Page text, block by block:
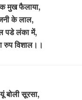
मुख फैलाया,
के लाल,
पडे लंका में,
रुप विशाल।।
बोली सूरसा,